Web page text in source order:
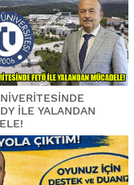
İLE YALANDAN